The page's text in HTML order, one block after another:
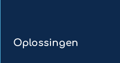
Oplossingen